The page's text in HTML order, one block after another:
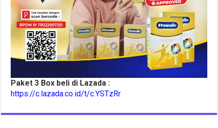
Paket 3 Box beli di Lazada :
https://c.lazada.co.id/t/c.YSTzRr